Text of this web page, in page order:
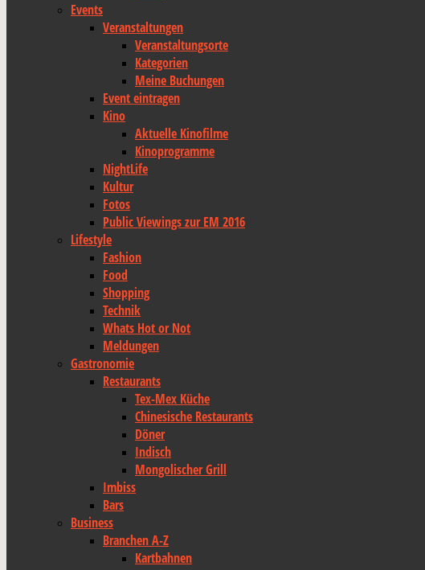
Events
Veranstaltungen
Veranstaltungsorte
Kategorien
Meine Buchungen
Event eintragen
Kino
Aktuelle Kinofilme
Kinoprogramme
NightLife
Kultur
Fotos
Public Viewings zur EM 2016
Lifestyle
Fashion
Food
Shopping
Technik
Whats Hot or Not
Meldungen
Gastronomie
Restaurants
Tex-Mex Küche
Chinesische Restaurants
Döner
Indisch
Mongolischer Grill
Imbiss
Bars
Business
Branchen A-Z
Kartbahnen